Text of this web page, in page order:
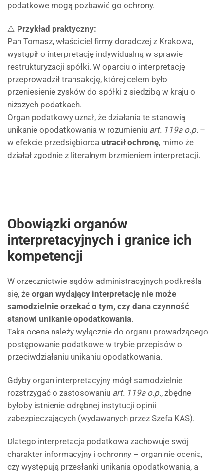
podatkowe mogą pozbawić go ochrony.
⚠️ Przykład praktyczny:
Pan Tomasz, właściciel firmy doradczej z Krakowa,
wystąpił o interpretację indywidualną w sprawie
restrukturyzacji spółki. W oparciu o interpretację
przeprowadził transakcję, której celem było
przeniesienie zysków do spółki z siedzibą w kraju o
niższych podatkach.
Organ podatkowy uznał, że działania te stanowią
unikanie opodatkowania w rozumieniu art. 119a o.p. –
w efekcie przedsiębiorca utracił ochronę, mimo że
działał zgodnie z literalnym brzmieniem interpretacji.
Obowiązki organów
interpretacyjnych i granice ich
kompetencji
W orzecznictwie sądów administracyjnych podkreśla
się, że organ wydający interpretację nie może
samodzielnie orzekać o tym, czy dana czynność
stanowi unikanie opodatkowania.
Taka ocena należy wyłącznie do organu prowadzącego
postępowanie podatkowe w trybie przepisów o
przeciwdziałaniu unikaniu opodatkowania.
Gdyby organ interpretacyjny mógł samodzielnie
rozstrzygać o zastosowaniu art. 119a o.p., zbędne
byłoby istnienie odrębnej instytucji opinii
zabezpieczających (wydawanych przez Szefa KAS).
Dlatego interpretacja podatkowa zachowuje swój
charakter informacyjny i ochronny – organ nie ocenia,
czy występują przesłanki unikania opodatkowania, a